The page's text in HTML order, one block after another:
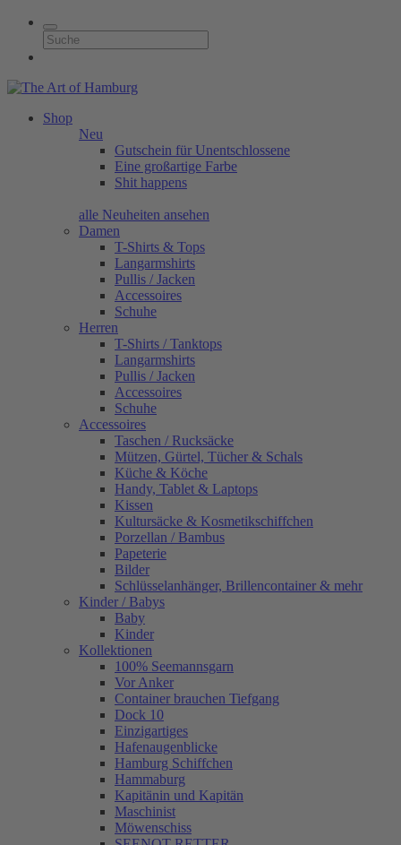
Shop
Neu
Gutschein für Unentschlossene
Eine großartige Farbe
Shit happens
alle Neuheiten ansehen
Damen
T-Shirts & Tops
Langarmshirts
Pullis / Jacken
Accessoires
Schuhe
Herren
T-Shirts / Tanktops
Langarmshirts
Pullis / Jacken
Accessoires
Schuhe
Accessoires
Taschen / Rucksäcke
Mützen, Gürtel, Tücher & Schals
Küche & Köche
Handy, Tablet & Laptops
Kissen
Kultursäcke & Kosmetikschiffchen
Porzellan / Bambus
Papeterie
Bilder
Schlüsselanhänger, Brillencontainer & mehr
Kinder / Babys
Baby
Kinder
Kollektionen
100% Seemannsgarn
Vor Anker
Container brauchen Tiefgang
Dock 10
Einzigartiges
Hafenaugen­blicke
Hamburg Schiffchen
Hammaburg
Kapitänin und Kapitän
Maschinist
Möwenschiss